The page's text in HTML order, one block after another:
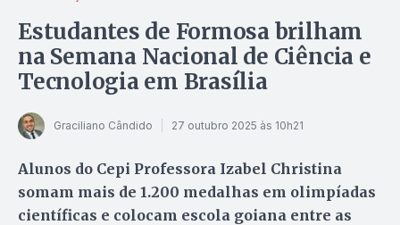
Estudantes de Formosa brilham
na Semana Nacional de Ciência e
Tecnologia em Brasília
Graciliano Cândido 27 outubro 2025 às 10h21
Alunos do Cepi Professora Izabel Christina
somam mais de 1.200 medalhas em olimpíadas
científicas e colocam escola goiana entre as